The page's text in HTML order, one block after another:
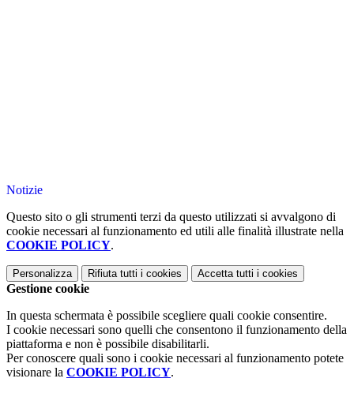
Notizie
Questo sito o gli strumenti terzi da questo utilizzati si avvalgono di
cookie necessari al funzionamento ed utili alle finalità illustrate nella
COOKIE POLICY.
Personalizza Rifiuta tutti i cookies Accetta tutti i cookies
Gestione cookie
In questa schermata è possibile scegliere quali cookie consentire.
I cookie necessari sono quelli che consentono il funzionamento della
piattaforma e non è possibile disabilitarli.
Per conoscere quali sono i cookie necessari al funzionamento potete
visionare la COOKIE POLICY.